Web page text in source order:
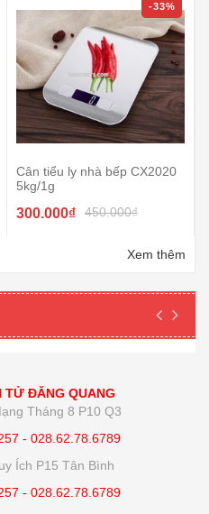
-33%
Cân tiểu ly nhà bếp CX2020
5kg/1g
300.000₫ 450.000₫
Xem thêm
TỬ ĐĂNG QUANG
Tháng 8 P10 Q3
- 028.62.78.6789
Ích P15 Tân Bình
- 028.62.78.6789